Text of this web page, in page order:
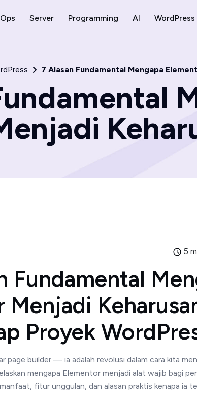
Server Programming AI WordPress
7 Alasan Fundamental Mengapa
5
Fundamental
Menjadi
Proyek
page builder — ia adalah revolusi dalam cara kita
mengapa Elementor menjadi alat wajib bagi
fitur unggulan, dan alasan praktis kenapa ia